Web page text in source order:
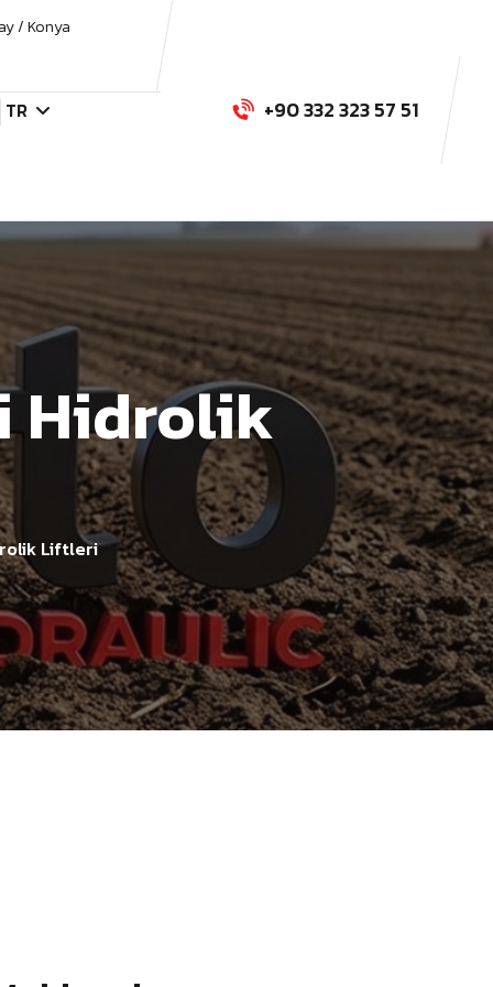
/ Konya
TR +90 332 323 57 51
Hidrolik
Liftleri